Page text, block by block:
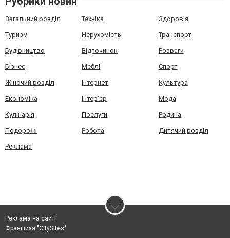
Загальний розділ Техніка Здоров'я
Туризм Нерухомість Транспорт
Будівництво Відпочинок Розваги
Бізнес Меблі Спорт
Жіночий розділ Інтернет Культура
Економіка Інтер'єр Мода
Кулінарія Послуги Родина
Подорожі Робота Дитячий розділ
Реклама
Реклама на сайті
Франшиза "CitySites"